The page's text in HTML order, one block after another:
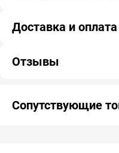
Доставка и оплата
Отзывы
Сопутствующие